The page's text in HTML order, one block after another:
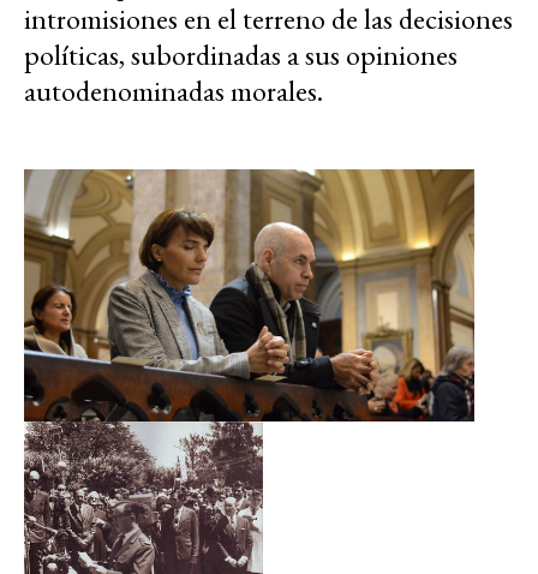
intromisiones en el terreno de las decisiones
políticas, subordinadas a sus opiniones
autodenominadas morales.